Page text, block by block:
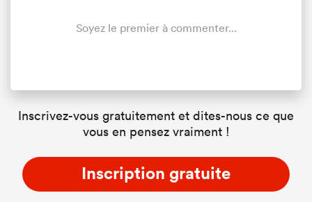
Soyez le premier à commenter...
Inscrivez-vous gratuitement et dites-nous ce que
vous en pensez vraiment !
Inscription gratuite